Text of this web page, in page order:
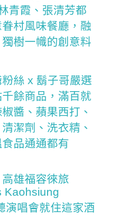
青霞、張清芳都
村風味餐廳，融
樹一幟的創意料
粉絲 x 鬍子哥嚴選
餘商品，滿百就
醬、蘋果西打、
潔劑、洗衣精、
品通通都有
高雄福容徠旅
Kaohsiung
演唱會就住這家酒